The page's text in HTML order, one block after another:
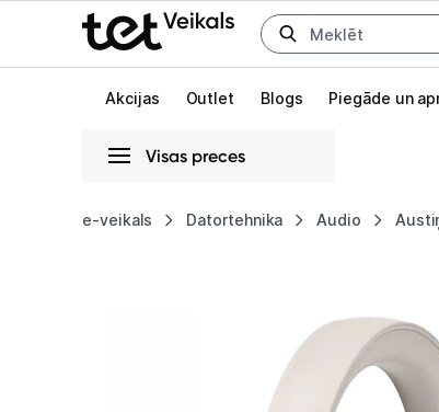
Uz kategorijam Uz galveno saturu
Akcijas Outlet Blogs Piegāde un
Visas preces
e-veikals Datortehnika Audio
Globāls iestatījums animāciju aktivizēšanai vai